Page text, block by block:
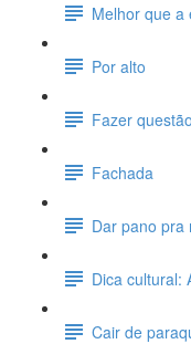
Melhor que a
Por alto
Fazer questão
Fachada
Dar pano pra
Dica cultural:
Cair de